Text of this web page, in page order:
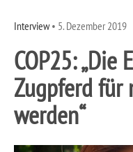
Interview• 5. Dezember 2019
COP25: „Die
Zugpferd für
werden“